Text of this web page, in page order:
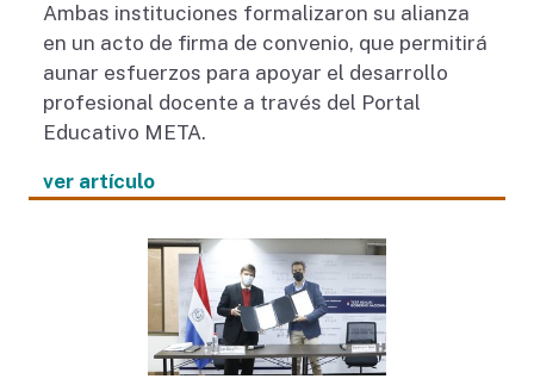
Ambas instituciones formalizaron su alianza
en un acto de firma de convenio, que permitirá
aunar esfuerzos para apoyar el desarrollo
profesional docente a través del Portal
Educativo META.
ver artículo